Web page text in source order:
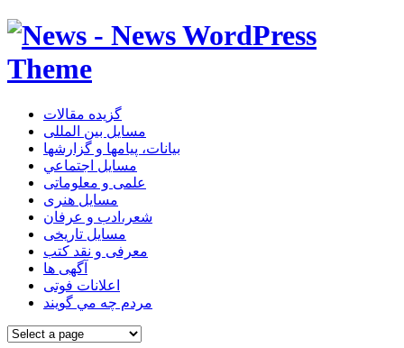
گزیده مقالات
مسایل بین المللی
بیانات، پیامها و گزارشها
مسايل اجتماعي
علمی و معلوماتی
مسايل هنری
شعر،ادب و عرفان
مسایل تاریخی
معرفی و نقد کتب
آگهی ها
اعلانات فوتی
مردم چه مي گويند